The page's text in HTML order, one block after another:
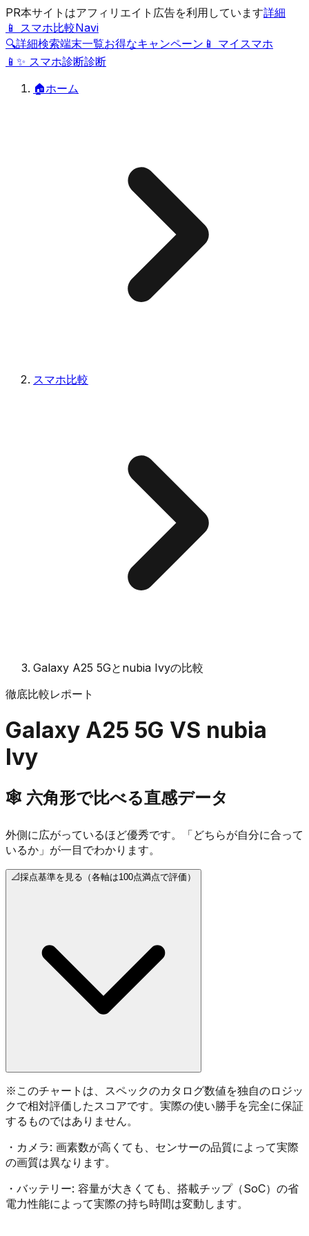
PR本サイトはアフィリエイト広告を利用しています詳細
📱 スマホ比較Navi
🔍詳細検索端末一覧お得なキャンペーン 📱 マイスマホ
📱 ✨ スマホ診断診断
🏠ホーム
スマホ比較
Galaxy A25 5Gとnubia Ivyの比較
徹底比較レポート
Galaxy A25 5G VS nubia
Ivy
🕸️ 六角形で比べる直感データ
外側に広がっているほど優秀です。「どちらが自分に合って
いるか」が一目でわかります。
📐採点基準を見る（各軸は100点満点で評価）
※ このチャートは、スペックのカタログ数値を独自のロジッ
クで相対評価したスコアです。実際の使い勝手を完全に保証
するものではありません。
・ カメラ: 画素数が高くても、センサーの品質によって実際
の画質は異なります。
・ バッテリー: 容量が大きくても、搭載チップ（SoC）の省
電力性能によって実際の持ち時間は変動します。